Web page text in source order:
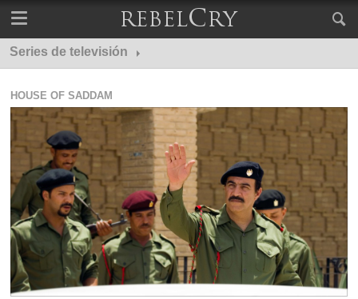
Series de televisión
HOUSE OF SADDAM